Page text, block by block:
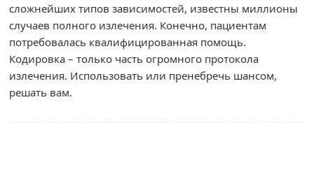
сложнейших типов зависимостей, известны миллионы
случаев полного излечения. Конечно, пациентам
потребовалась квалифицированная помощь.
Кодировка – только часть огромного протокола
излечения. Использовать или пренебречь шансом,
решать вам.